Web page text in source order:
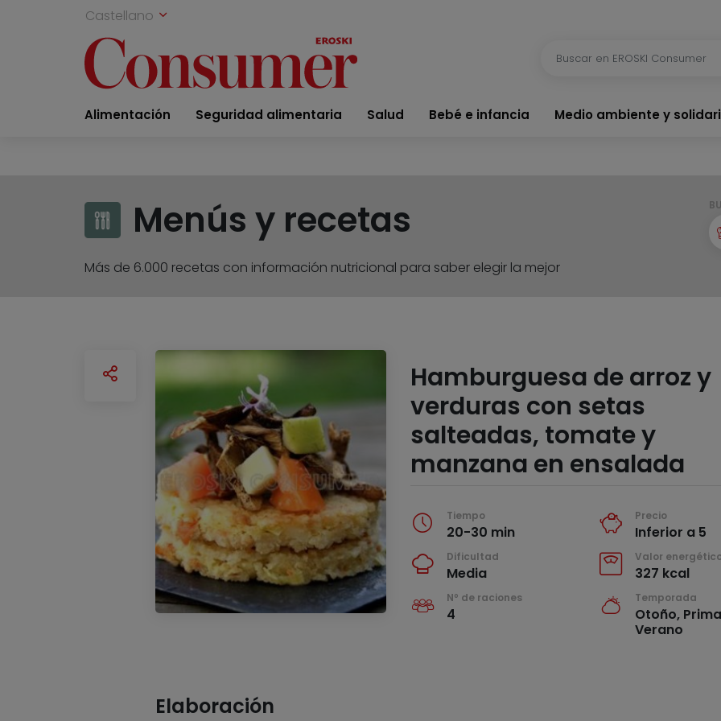
Castellano
Alimentación Seguridad alimentaria Salud Bebé e infancia Medio ambiente y
Menús y recetas
Más de 6.000 recetas con información nutricional para saber elegir la mejor
Hamburguesa de arroz y
verduras con setas
salteadas, tomate y
manzana en ensalada
Tiempo
20-30 min
Precio
Inferior a 5
Dificultad
Media
Valor
327 kcal
Nº de raciones
4
Temporada
Otoño,
Verano
Elaboración